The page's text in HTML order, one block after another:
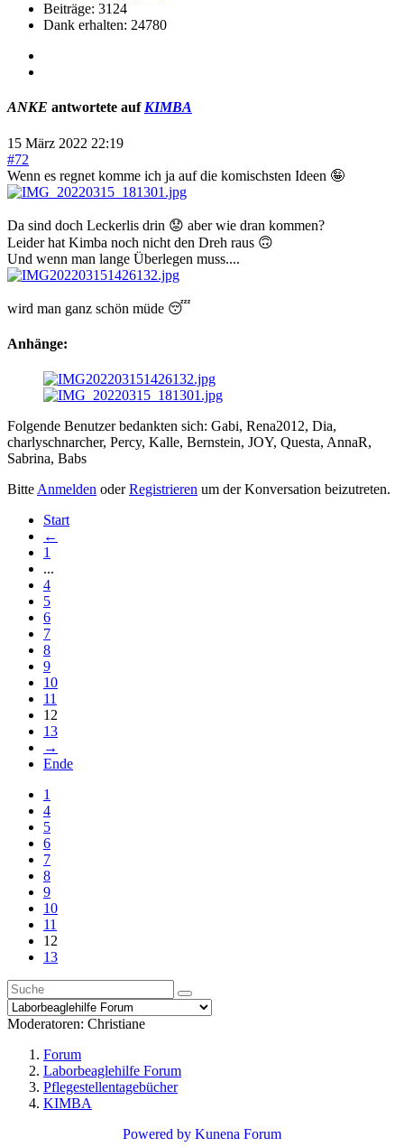
Beiträge: 3124
Dank erhalten: 24780
ANKE antwortete auf KIMBA
15 März 2022 22:19
#72
Wenn es regnet komme ich ja auf die komischsten Ideen 🤪
Da sind doch Leckerlis drin 😟 aber wie dran kommen?
Leider hat Kimba noch nicht den Dreh raus 🙃
Und wenn man lange Überlegen muss....
wird man ganz schön müde 😴
Anhänge:
Folgende Benutzer bedankten sich: Gabi, Rena2012, Dia,
charlyschnarcher, Percy, Kalle, Bernstein, JOY, Questa, AnnaR,
Sabrina, Babs
Bitte Anmelden oderRegistrieren um der Konversation beizutreten.
Start
←
1
...
4
5
6
7
8
9
10
11
12
13
→
Ende
1
4
5
6
7
8
9
10
11
12
13
Moderatoren: Christiane
Forum
Laborbeaglehilfe Forum
Pflegestellentagebücher
KIMBA
Powered by Kunena Forum